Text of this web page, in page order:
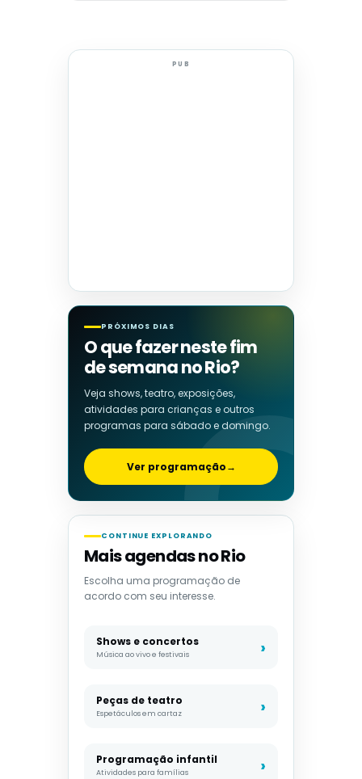
PUB
PRÓXIMOS DIAS
O que fazer neste fim
de semana no Rio?
Veja shows, teatro, exposições,
atividades para crianças e outros
programas para sábado e domingo.
Ver programação→
CONTINUE EXPLORANDO
Mais agendas no Rio
Escolha uma programação de
acordo com seu interesse.
Shows e concertos
Música ao vivo e festivais
Peças de teatro
Espetáculos em cartaz
Programação infantil
Atividades para famílias